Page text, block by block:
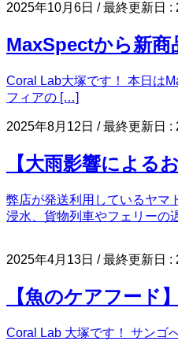
2025年10月6日 / 最終更新日 :
MaxSpectから新商
Coral Lab大塚です！ 本日は
フィアの […]
2025年8月12日 / 最終更新日 :
【大雨影響による
弊店が発送利用しているヤマ
浸水、貨物列車やフェリーの
2025年4月13日 / 最終更新日 :
【魚のケアフー
Coral Lab 大塚です！ サンゴ